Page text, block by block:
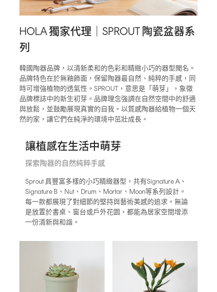
HOLA 獨家代理｜SPROUT 陶瓷盆器系
列
韓國陶器品牌，以清新柔和的色彩和精緻小巧的器型聞名。
品牌特色在於無釉飾面，保留陶器最自然、純粹的手感，同
時可增強植物的透氣性。SPROUT，意思是「萌芽」，象徵
品牌標誌中的新生初芽。品牌理念強調在自然空間中的舒適
與放鬆，並鼓勵展現真實的自我。以質感陶器給植物一個天
然的家，讓它們在純淨的環境中茁壯成長。
讓植感在生活中萌芽
探索陶器的自然純粹手感
Sprout 具豐富多樣的小巧精緻器型，共有Signature A、
Signature B、Nut、Drum、Mortar、Moon等系列設計。
每一款都展現了對細節的堅持與藝術美感的追求。無論
是放置於書桌、窗台或戶外花園，都能為居家空間增添
一份清新與和諧。